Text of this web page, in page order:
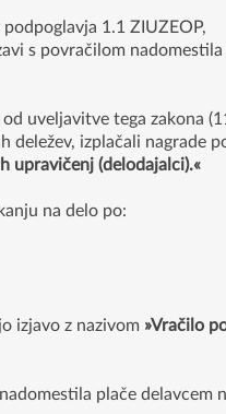
1.1 ZIUZEOP,
s povračilom nadomestila
uveljavitve tega zakona
izplačali nagrade
upravičenj (delodajalci).«
na delo po:
izjavo z nazivom »Vračilo
plače delavcem